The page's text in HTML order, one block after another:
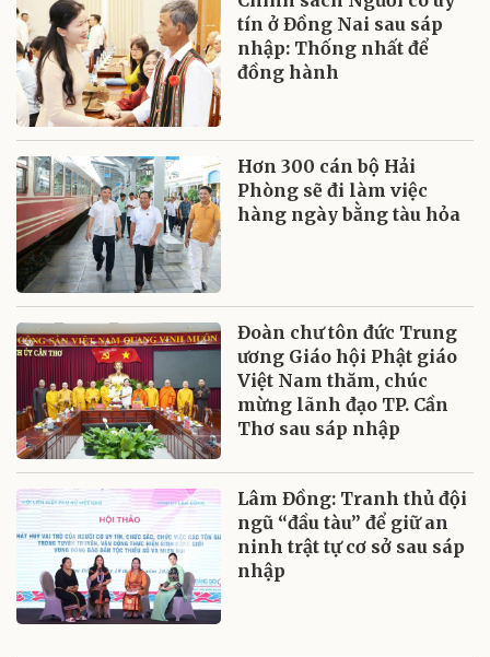
tín ở Đồng Nai sau sáp
nhập: Thống nhất để
đồng hành
Hơn 300 cán bộ Hải
Phòng sẽ đi làm việc
hàng ngày bằng tàu hỏa
Đoàn chư tôn đức Trung
ương Giáo hội Phật giáo
Việt Nam thăm, chúc
mừng lãnh đạo TP. Cần
Thơ sau sáp nhập
Lâm Đồng: Tranh thủ đội
ngũ “đầu tàu” để giữ an
ninh trật tự cơ sở sau sáp
nhập